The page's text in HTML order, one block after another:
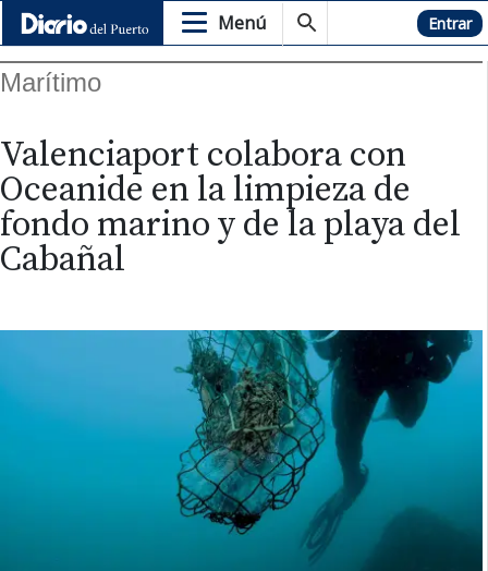
Menú Hemeroteca Entrar
Marítimo
Valenciaport colabora con
Oceanide en la limpieza de
fondo marino y de la playa del
Cabañal